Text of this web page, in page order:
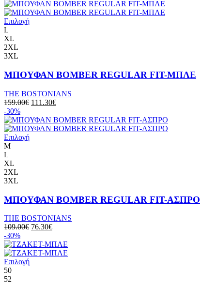
Επιλογή
L
XL
2XL
3XL
ΜΠΟΥΦΑΝ BOMBER REGULAR FIT-ΜΠΛΕ
THE BOSTONIANS
159.00€ 111.30€
-30%
Επιλογή
M
L
XL
2XL
3XL
ΜΠΟΥΦΑΝ BOMBER REGULAR FIT-ΑΣΠΡΟ
THE BOSTONIANS
109.00€ 76.30€
-30%
Επιλογή
50
52